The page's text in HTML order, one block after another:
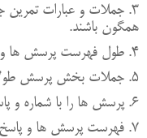
۳. جملات و عبارات تمرین
همگون باشند.
۴. طول فهرست پرسش ها و پاسخ ها طولانی نباشد.
۵. جملات بخش پرسش طولانی تر و پاسخ کوتاه تر باشد.
۶. پرسش ها را با شماره و پاسخ ها را با حرف مشخص کنید.
۷. فهرست پرسش ها و پاسخ ها به طور منطقی مرتب شوند‌.